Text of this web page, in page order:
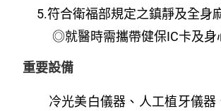
5.符合衛福部規定之鎮靜及全身
◎就醫時需攜帶健保IC卡及身
重要設備
冷光美白儀器、人工植牙儀器